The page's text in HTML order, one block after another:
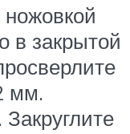
в закрытой
мм.